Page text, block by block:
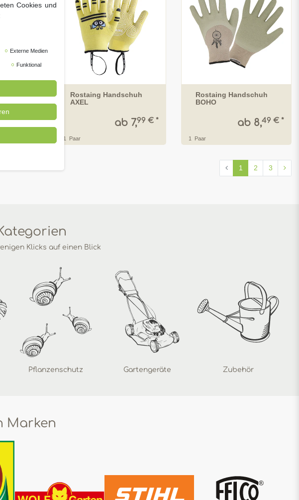
7,99 € *
Rostaing Handschuh
AXEL
ab 7,99 € *
1 Paar
Rostaing Handschuh
BOHO
ab 8,49 € *
1 Paar
1 2 3
Klicks auf einen Blick
Pflanzenschutz Gartengeräte Zubehör
Marken
Cookies und
Externe Medien
Funktional